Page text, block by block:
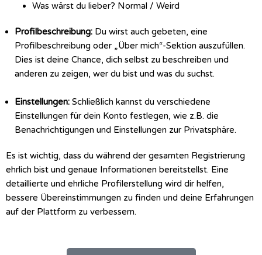
Was wärst du lieber? Normal / Weird
Profilbeschreibung: Du wirst auch gebeten, eine
Profilbeschreibung oder „Über mich“-Sektion auszufüllen.
Dies ist deine Chance, dich selbst zu beschreiben und
anderen zu zeigen, wer du bist und was du suchst.
Einstellungen: Schließlich kannst du verschiedene
Einstellungen für dein Konto festlegen, wie z.B. die
Benachrichtigungen und Einstellungen zur Privatsphäre.
Es ist wichtig, dass du während der gesamten Registrierung
ehrlich bist und genaue Informationen bereitstellst. Eine
detaillierte und ehrliche Profilerstellung wird dir helfen,
bessere Übereinstimmungen zu finden und deine Erfahrungen
auf der Plattform zu verbessern.